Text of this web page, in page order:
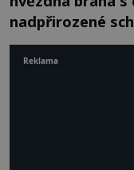
nadpřirozené
Reklama